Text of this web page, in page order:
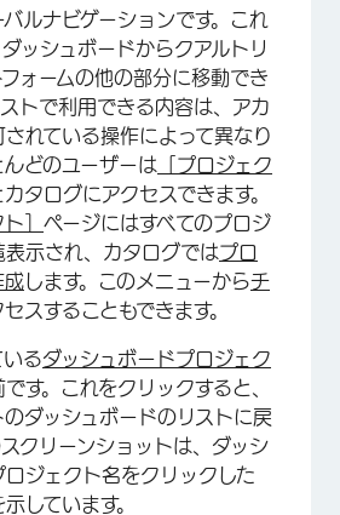
×
ルナビゲーションです。これ
ッシュボードからクアルトリ
ォームの他の部分に移動でき
トで利用できる内容は、アカ
れている操作によって異なり
どのユーザーは ［プロジェク
タログにアクセスできます。
］ ページにはすべてのプロジ
表示され、カタログではプロ
成します。このメニューからチ
スすることもできます。
いるダッシュボードプロジェク
す。これをクリックすると、
ダッシュボードのリストに戻
クリーンショットは、ダッシ
ロジェクト名をクリックした
しています。